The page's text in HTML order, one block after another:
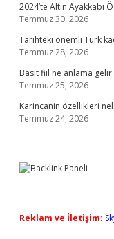
2024’te Altın Ayakkabı
Temmuz 30, 2026
Tarihteki önemli Türk
Temmuz 28, 2026
Basit fiil ne anlama gelir
Temmuz 25, 2026
Karincanin özellikleri
Temmuz 24, 2026
Reklam ve İletişim: